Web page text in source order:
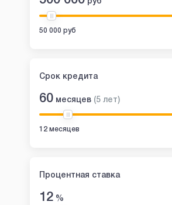
50 000 руб
Срок кредита
60 месяцев (5 лет)
12 месяцев
Процентная ставка
12%